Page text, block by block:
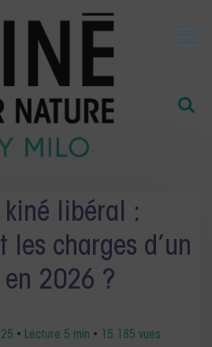
libéral :
les charges d’un
2026 ?
• Lecture 5 min • 15 185 vues